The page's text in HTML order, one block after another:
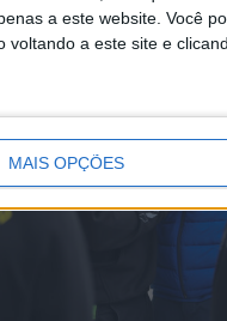
a este website. Você
voltando a este site e
MAIS OPÇÕES